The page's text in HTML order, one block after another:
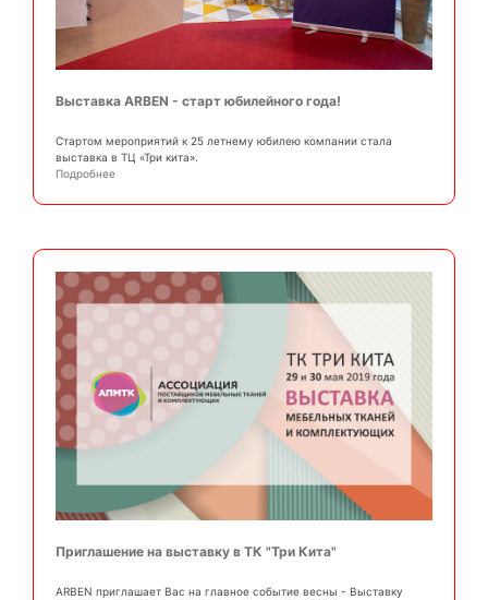
Выставка ARBEN - cтарт юбилейного года!
Стартом мероприятий к 25 летнему юбилею компании стала
выставка в ТЦ «Три кита».
Подробнее
Приглашение на выставку в ТК "Три Кита"
ARBEN приглашает Вас на главное событие весны - Выставку